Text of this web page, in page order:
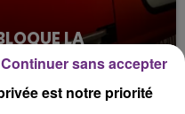
LA
ARDENNES
ce mercredi en
est notre priorité
Continuer sans accepter